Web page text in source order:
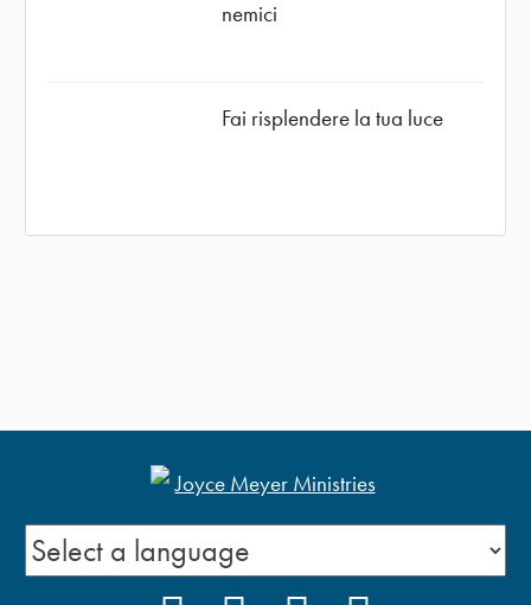
nemici
Fai risplendere la tua luce